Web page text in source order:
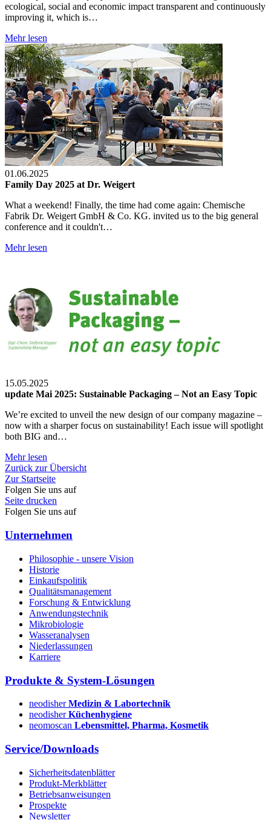
ecological, social and economic impact transparent and continuously
improving it, which is…
Mehr lesen
01.06.2025
Family Day 2025 at Dr. Weigert
What a weekend! Finally, the time had come again: Chemische
Fabrik Dr. Weigert GmbH & Co. KG. invited us to the big general
conference and it couldn't…
Mehr lesen
15.05.2025
update Mai 2025: Sustainable Packaging – Not an Easy Topic
We’re excited to unveil the new design of our company magazine –
now with a sharper focus on sustainability! Each issue will spotlight
both BIG and…
Mehr lesen
Zurück zur Übersicht
Zur Startseite
Folgen Sie uns auf
Seite drucken
Folgen Sie uns auf
Unternehmen
Philosophie - unsere Vision
Historie
Einkaufspolitik
Qualitätsmanagement
Forschung & Entwicklung
Anwendungstechnik
Mikrobiologie
Wasseranalysen
Niederlassungen
Karriere
Produkte & System-Lösungen
neodisherMedizin & Labortechnik
neodisherKüchenhygiene
neomoscan Lebensmittel, Pharma, Kosmetik
Service/Downloads
Sicherheitsdatenblätter
Produkt-Merkblätter
Betriebsanweisungen
Prospekte
Newsletter